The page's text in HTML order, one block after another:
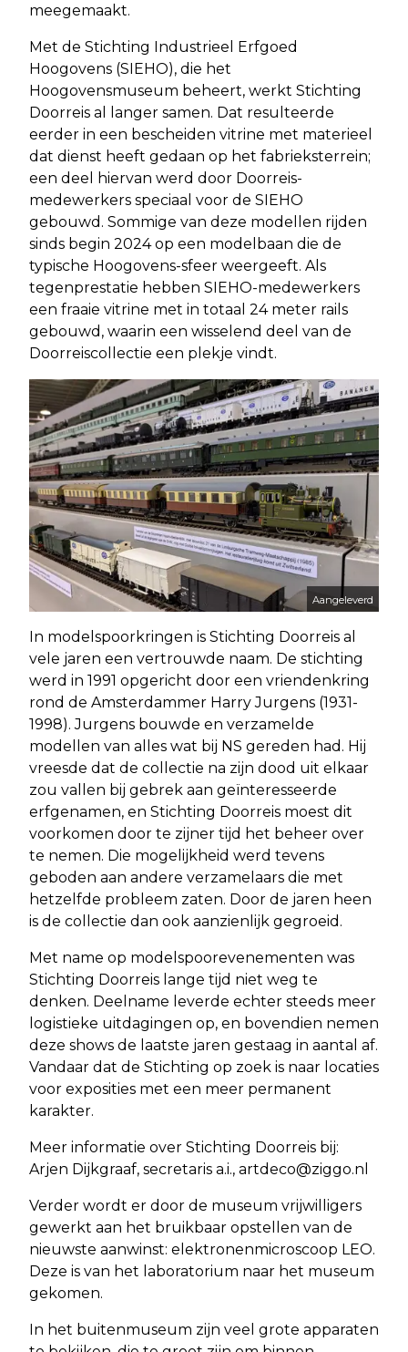
meegemaakt.
Met de Stichting Industrieel Erfgoed
Hoogovens (SIEHO), die het
Hoogovensmuseum beheert, werkt Stichting
Doorreis al langer samen. Dat resulteerde
eerder in een bescheiden vitrine met materieel
dat dienst heeft gedaan op het fabrieksterrein;
een deel hiervan werd door Doorreis-
medewerkers speciaal voor de SIEHO
gebouwd. Sommige van deze modellen rijden
sinds begin 2024 op een modelbaan die de
typische Hoogovens-sfeer weergeeft. Als
tegenprestatie hebben SIEHO-medewerkers
een fraaie vitrine met in totaal 24 meter rails
gebouwd, waarin een wisselend deel van de
Doorreiscollectie een plekje vindt.
Aangeleverd
In modelspoorkringen is Stichting Doorreis al
vele jaren een vertrouwde naam. De stichting
werd in 1991 opgericht door een vriendenkring
rond de Amsterdammer Harry Jurgens (1931-
1998). Jurgens bouwde en verzamelde
modellen van alles wat bij NS gereden had. Hij
vreesde dat de collectie na zijn dood uit elkaar
zou vallen bij gebrek aan geïnteresseerde
erfgenamen, en Stichting Doorreis moest dit
voorkomen door te zijner tijd het beheer over
te nemen. Die mogelijkheid werd tevens
geboden aan andere verzamelaars die met
hetzelfde probleem zaten. Door de jaren heen
is de collectie dan ook aanzienlijk gegroeid.
Met name op modelspoorevenementen was
Stichting Doorreis lange tijd niet weg te
denken. Deelname leverde echter steeds meer
logistieke uitdagingen op, en bovendien nemen
deze shows de laatste jaren gestaag in aantal af.
Vandaar dat de Stichting op zoek is naar locaties
voor exposities met een meer permanent
karakter.
Meer informatie over Stichting Doorreis bij:
Arjen Dijkgraaf, secretaris a.i., artdeco@ziggo.nl
Verder wordt er door de museum vrijwilligers
gewerkt aan het bruikbaar opstellen van de
nieuwste aanwinst: elektronenmicroscoop LEO.
Deze is van het laboratorium naar het museum
gekomen.
In het buitenmuseum zijn veel grote apparaten